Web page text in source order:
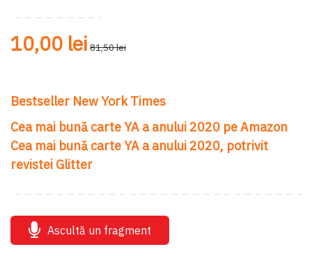
10,00 lei 81,50 lei
Bestseller New York Times
Cea mai bună carte YA a anului 2020 pe Amazon
Cea mai bună carte YA a anului 2020, potrivit
revistei Glitter
Ascultă un fragment
gallery